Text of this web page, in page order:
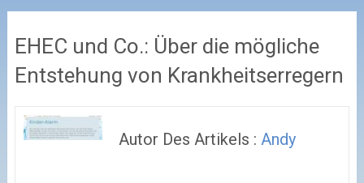
EHEC und Co.: Über die mögliche
Entstehung von Krankheitserregern
Autor Des Artikels :Andy